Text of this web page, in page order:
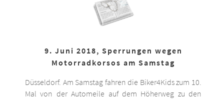
9. Juni 2018, Sperrungen wegen
Motorradkorsos am Samstag
Düsseldorf. Am Samstag fahren die Biker4Kids zum 10.
Mal von der Automeile auf dem Höherweg zu den